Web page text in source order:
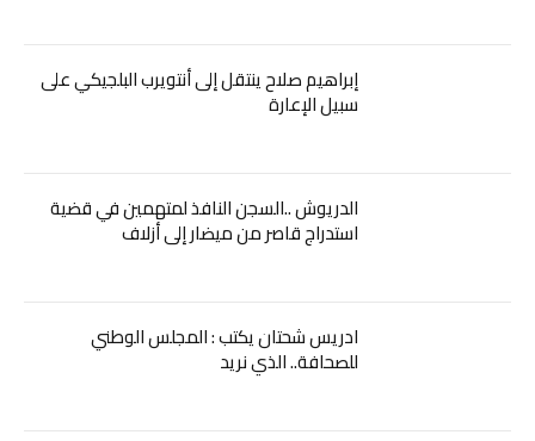
إبراهيم صلاح ينتقل إلى أنتويرب البلجيكي على
سبيل الإعارة
الدريوش ..السجن النافذ لمتهمين في قضية
استدراج قاصر من ميضار إلى أزلاف
ادريس شحتان يكتب : المجلس الوطني
للصحافة.. الذي نريد